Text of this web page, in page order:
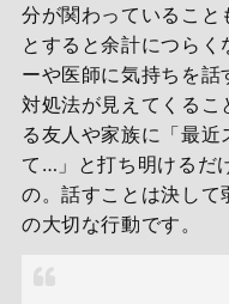
分が関わっていること
とすると余計につら
ーや医師に気持ちを
対処法が見えてくるこ
る友人や家族に「最
て…」と打ち明けるだ
の。話すことは決して
の大切な行動です。